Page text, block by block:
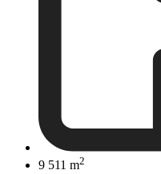
9 511 m2